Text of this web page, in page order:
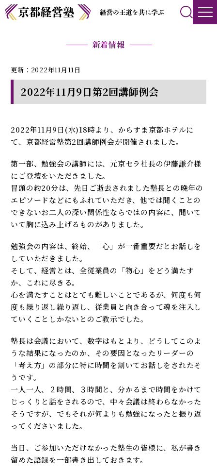
新着情報
更新：2022年11月11日
2022年11月9日第2回講師例会
2022年11月9日(水)18時より、からすま京都ホテルに
て、京都経営塾第2回講師例会が開催されました。
第一部、勉強会の講師には、元京セラ社長の伊藤謙介様
にご登壇をいただきました。
冒頭の約20分は、先日ご逝去されました塾長との晩年の
エピソードなどにもふれていただき、他では聞くことの
できないお二人の深い関係性ならではの内容に、聞いて
いて胸に込み上げるものがありました。
勉強会の内容は、終始、「心」が一番重要だとお話しを
していただきました。
そして、経営とは、全従業員の「物心」をどう満たす
か、これに尽きる。
心を満たすことはとても難しいことであるが、何度も何
度も繰り返し繰り返し、従業員と向き合って魂を注入し
ていくことしかないとのご教示でした。
塾長は会議において、数字はもとより、どうしてこのよ
うな結果になったのか、その要因となったリーダーの
「考え方」の部分に特に時間を割いてお話しをされたそ
うです。
一人一人、２時間、３時間と、分かるまで時間をかけて
じっくりと話をされるので、中々会議は終わらなかった
そうですが、でもそれが何よりも勉強になったと振り返
ってくださいました。
当日、ご参加いただけなかった塾生の皆様に、私が書き
留めた語録を一部書き出しておきます。